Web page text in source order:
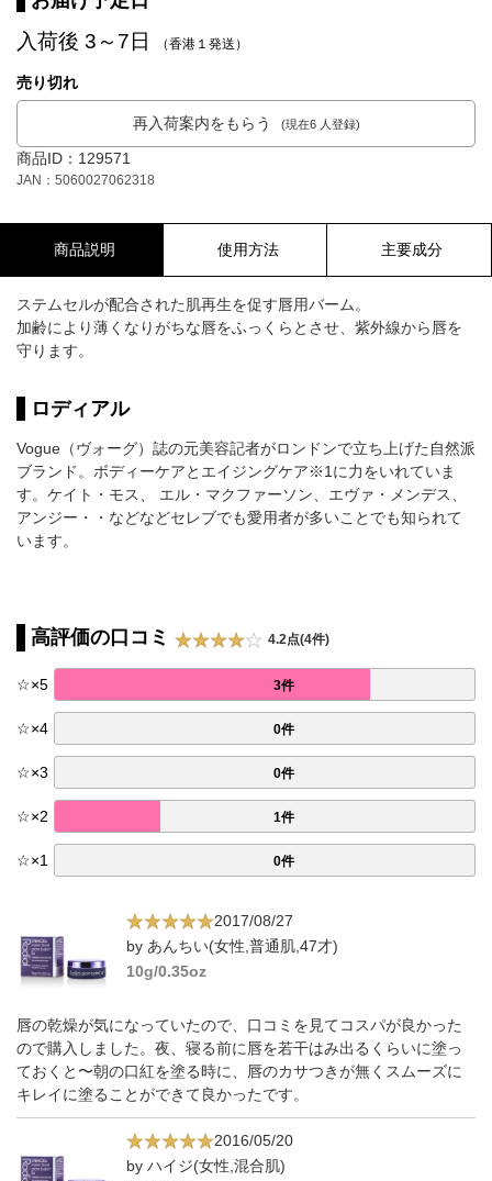
入荷後 3～7日 （香港１発送）
売り切れ
再入荷案内をもらう (現在6 人登録)
商品ID：129571
JAN：5060027062318
商品説明 使用方法 主要成分
ステムセルが配合された肌再生を促す唇用バーム。
加齢により薄くなりがちな唇をふっくらとさせ、紫外線から唇を
守ります。
ロディアル
Vogue（ヴォーグ）誌の元美容記者がロンドンで立ち上げた自然派
ブランド。ボディーケアとエイジングケア※1に力をいれていま
す。ケイト・モス、 エル・マクファーソン、エヴァ・メンデス、
アンジー・・などなどセレブでも愛用者が多いことでも知られて
います。
高評価の口コミ 4.2点(4件)
☆×5 3件
☆×4 0件
☆×3 0件
☆×2 1件
☆×1 0件
2017/08/27
by あんちい(女性,普通肌,47才)
10g/0.35oz
唇の乾燥が気になっていたので、口コミを見てコスパが良かった
ので購入しました。夜、寝る前に唇を若干はみ出るくらいに塗っ
ておくと〜朝の口紅を塗る時に、唇のカサつきが無くスムーズに
キレイに塗ることができて良かったです。
2016/05/20
by ハイジ(女性,混合肌)